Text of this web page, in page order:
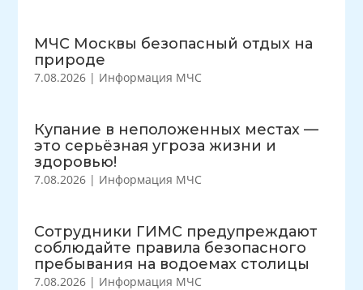
МЧС Москвы безопасный отдых на
природе
7.08.2026 | Информация МЧС
Купание в неположенных местах —
это серьёзная угроза жизни и
здоровью!
7.08.2026 | Информация МЧС
Сотрудники ГИМС предупреждают
соблюдайте правила безопасного
пребывания на водоемах столицы
7.08.2026 | Информация МЧС